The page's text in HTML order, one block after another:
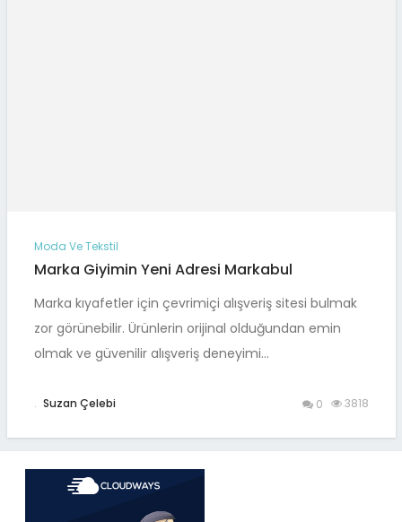
Moda Ve Tekstil
Marka Giyimin Yeni Adresi Markabul
Marka kıyafetler için çevrimiçi alışveriş sitesi bulmak
zor görünebilir. Ürünlerin orijinal olduğundan emin
olmak ve güvenilir alışveriş deneyimi…
. Suzan Çelebi 0 3818